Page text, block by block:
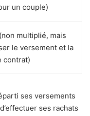
un couple)
multiplié, mais
le versement et la
contrat)
ses versements
ses rachats